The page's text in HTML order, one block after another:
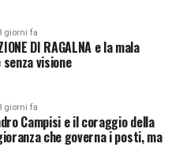
giorni fa
DI RAGALNA e la mala
visione
giorni fa
Campisi e il coraggio della
che governa i posti, ma